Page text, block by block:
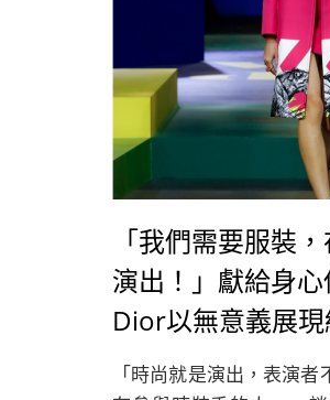
「我們需要服裝
演出！」獻給身
Dior以無意義展
「時尚就是演出，表演